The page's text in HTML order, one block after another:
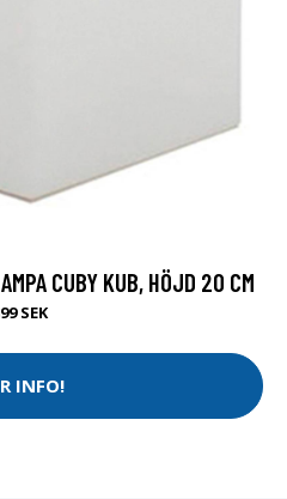
CUBY KUB, HÖJD 20 CM
SEK
INFO!